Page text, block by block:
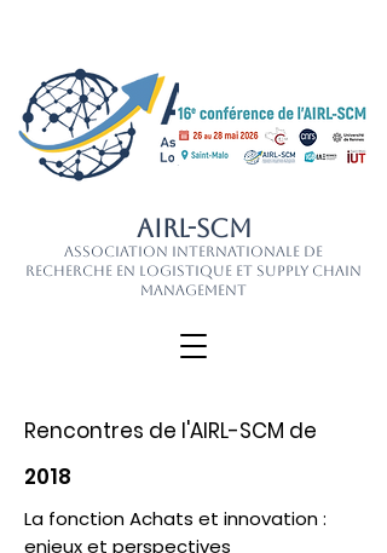
AIRL-SCM
Association Internationale de
Recherche en Logistique et Supply Chain
Management
Rencontres de l'AIRL-SCM de
2018
La fonction Achats et innovation :
enjeux et perspectives